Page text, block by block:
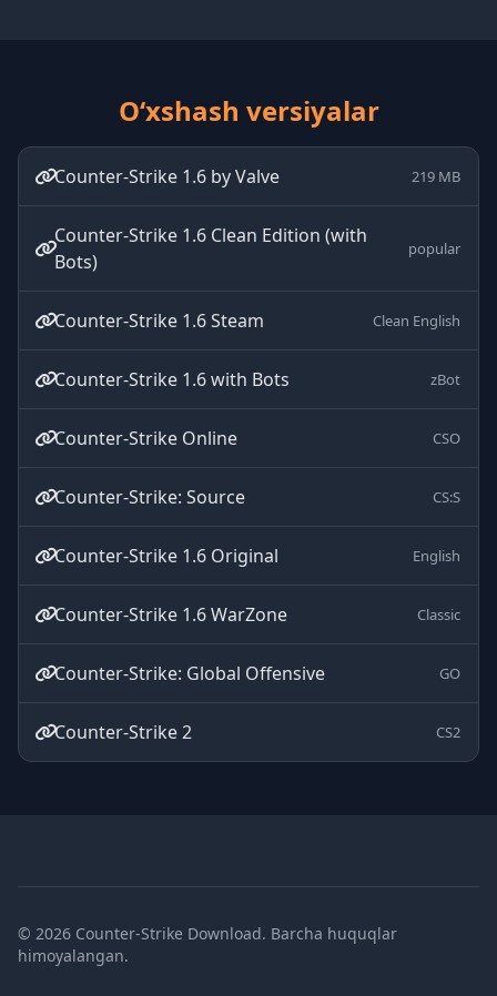
O‘xshash versiyalar
Counter-Strike 1.6 by Valve 219 MB
Counter-Strike 1.6 Clean Edition (with
Bots)
popular
Counter-Strike 1.6 Steam Clean English
Counter-Strike 1.6 with Bots zBot
Counter-Strike Online CSO
Counter-Strike: Source CS:S
Counter-Strike 1.6 Original English
Counter-Strike 1.6 WarZone Classic
Counter-Strike: Global Offensive GO
Counter-Strike 2 CS2
© 2026 Counter-Strike Download. Barcha huquqlar
himoyalangan.